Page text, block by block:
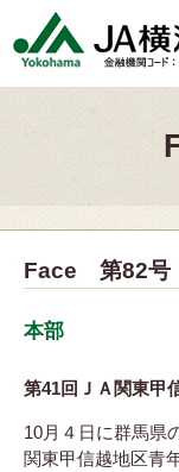
p
Face 第82号
本部
第41回ＪＡ関東甲
10月４日に群馬県
関東甲信越地区青